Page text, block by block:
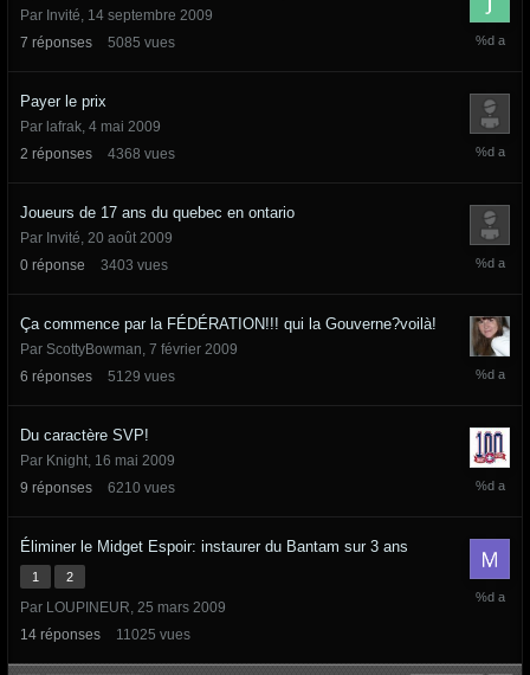
Par Invité, 14 septembre 2009
7 réponses 5085 vues
9
Payer le prix
Par lafrak, 4 mai 2009
2 réponses 4368 vues
2
Joueurs de 17 ans du quebec en ontario
Par Invité, 20 août 2009
0 réponse 3403 vues
20
Ça commence par la FÉDÉRATION!!! qui la Gouverne?voilà!
Par ScottyBowman, 7 février 2009
6 réponses 5129 vues
1
Du caractère SVP!
Par Knight, 16 mai 2009
9 réponses 6210 vues
31
Éliminer le Midget Espoir: instaurer du Bantam sur 3 ans
1 2
Par LOUPINEUR, 25 mars 2009
14 réponses 11025 vues
31